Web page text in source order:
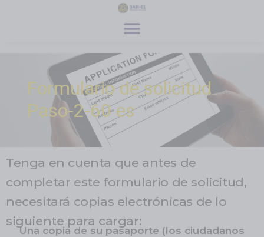
Programas especiales
Contacto
Formulario de solicitud
Paso-2-60 es
Tenga en cuenta que antes de
completar este formulario de solicitud,
necesitará copias electrónicas de lo
siguiente para cargar:
Una copia de su pasaporte (los ciudadanos